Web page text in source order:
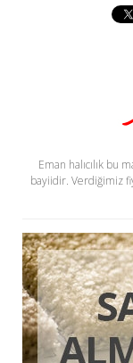
Eman halıcılık bu
bayiidir. Verdiğimiz